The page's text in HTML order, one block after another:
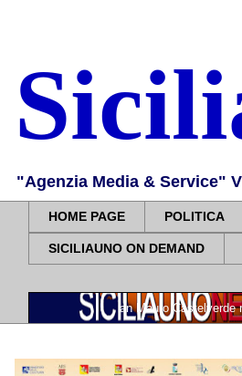
"Agenzia Media & Service"
HOME PAGE POLITICA
SICILIAUNO ON DEMAND
San Mauro Castelverde ricorda le